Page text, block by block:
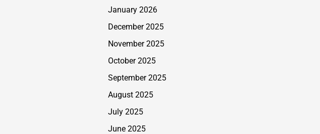
January 2026
December 2025
November 2025
October 2025
September 2025
August 2025
July 2025
June 2025